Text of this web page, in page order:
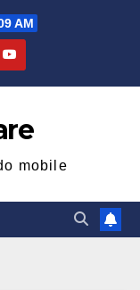
AM
mobile